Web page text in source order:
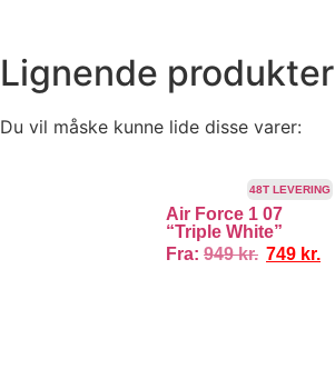
Lignende produkter
Du vil måske kunne lide disse varer:
48T LEVERING
Air Force 1 07
“Triple White”
Fra: 949kr. 749 kr.